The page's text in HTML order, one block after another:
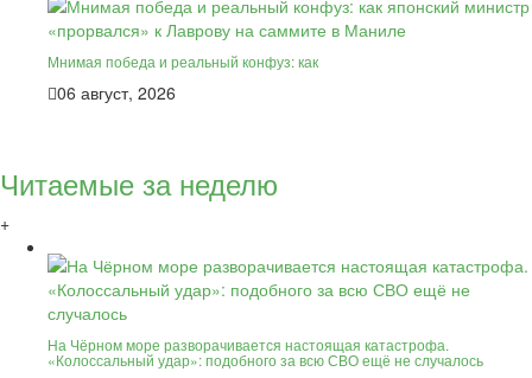
Мнимая победа и реальный конфуз: как
06 август, 2026
Читаемые за неделю
+
На Чёрном море разворачивается настоящая катастрофа.
«Колоссальный удар»: подобного за всю СВО ещё не случалось